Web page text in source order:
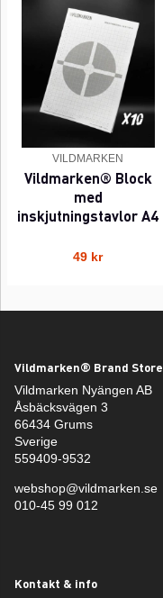
VILDMARKEN
Vildmarken® Block
med
inskjutningstavlor A4
49 kr
Vildmarken® Brand Store
Vildmarken Nyängen AB
Åsbäcksvägen 3
66434 Grums
Sverige
559409-9532
webshop@vildmarken.se
010-45 99 012
Kontakt & info